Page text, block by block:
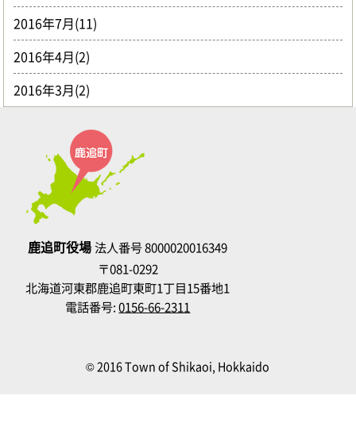
2016年7月(11)
2016年4月(2)
2016年3月(2)
鹿追町役場法人番号 8000020016349
〒081-0292
北海道河東郡鹿追町東町1丁目15番地1
電話番号:0156-66-2311
© 2016 Town of Shikaoi, Hokkaido